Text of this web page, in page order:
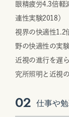
眼精疲労4.3倍
連性実験2018）
視界の快適性
野の快適性の実
近視の進行を遅
究所照明と近視
02 仕事や